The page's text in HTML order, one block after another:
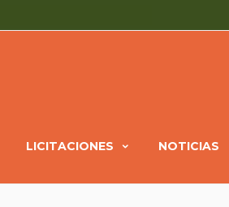
LICITACIONES NOTICIAS